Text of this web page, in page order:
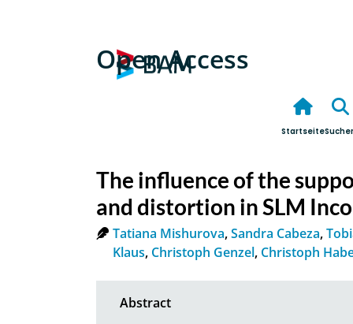
Open Access
Startseite
The influence of the
and distortion in SLM
Tatiana Mishurova,Sandra Cabeza,
Klaus, Christoph Genzel, Christoph